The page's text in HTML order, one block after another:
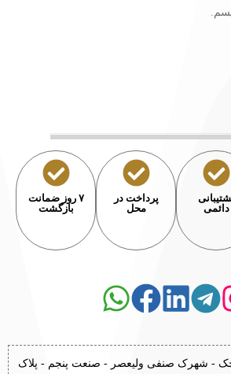
دائمی
پرداخت در
محل
۷ روز ضمانت
بازگشت
- شهرک صنفی ولیعصر - صنعت پنجم - پلاک